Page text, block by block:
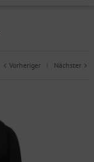
Vorheriger | Nächster